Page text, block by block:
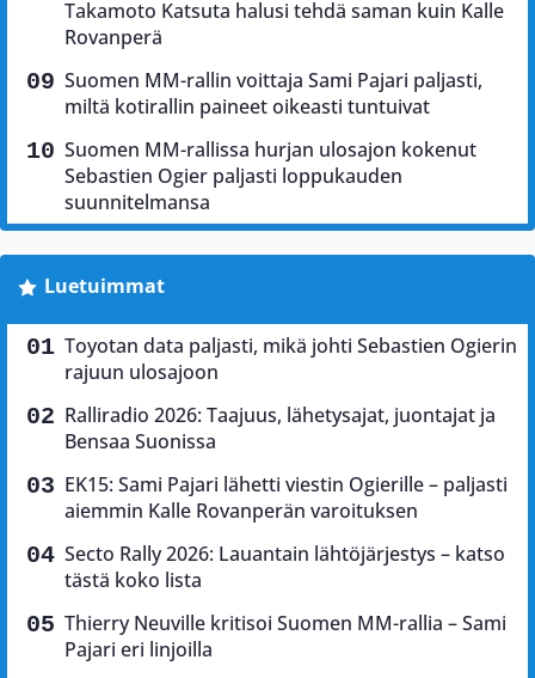
Takamoto Katsuta halusi tehdä saman kuin Kalle
Rovanperä
Suomen MM-rallin voittaja Sami Pajari paljasti,
miltä kotirallin paineet oikeasti tuntuivat
Suomen MM-rallissa hurjan ulosajon kokenut
Sebastien Ogier paljasti loppukauden
suunnitelmansa
Luetuimmat
Toyotan data paljasti, mikä johti Sebastien Ogierin
rajuun ulosajoon
Ralliradio 2026: Taajuus, lähetysajat, juontajat ja
Bensaa Suonissa
EK15: Sami Pajari lähetti viestin Ogierille – paljasti
aiemmin Kalle Rovanperän varoituksen
Secto Rally 2026: Lauantain lähtöjärjestys – katso
tästä koko lista
Thierry Neuville kritisoi Suomen MM-rallia – Sami
Pajari eri linjoilla